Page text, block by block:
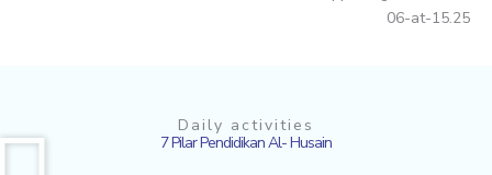
Daily activities
7 Pilar Pendidikan Al- Husain